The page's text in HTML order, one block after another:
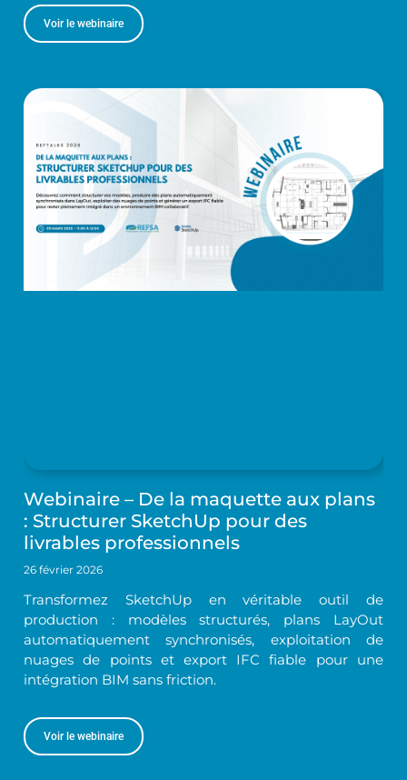
Voir le webinaire
Webinaire – De la maquette aux plans
: Structurer SketchUp pour des
livrables professionnels
26 février 2026
Transformez SketchUp en véritable outil de
production : modèles structurés, plans LayOut
automatiquement synchronisés, exploitation de
nuages de points et export IFC fiable pour une
intégration BIM sans friction.
Voir le webinaire